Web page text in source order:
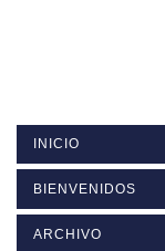
INICIO
BIENVENIDOS
ARCHIVO